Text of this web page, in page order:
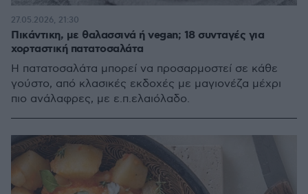
Πικάντικη, με θαλασσινά ή vegan; 18 συνταγές για
χορταστική πατατοσαλάτα
Η πατατοσαλάτα μπορεί να προσαρμοστεί σε κάθε
γούστο, από κλασικές εκδοχές με μαγιονέζα μέχρι
πιο ανάλαφρες, με ε.π.ελαιόλαδο.
27.05.2026, 21:30